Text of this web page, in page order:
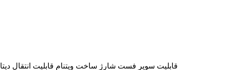
کابل دوسر تایپ سی اورجینال سامسونگ DA705BBEGWW ویتنام قابلیت شارژ تمام گوشی ها هوشمند با پرت تایپ C قابلیت سوپر فست شارژ ساخت ویتنام قابلیت انتقال دیتا 10 گیگ بر ثانیه